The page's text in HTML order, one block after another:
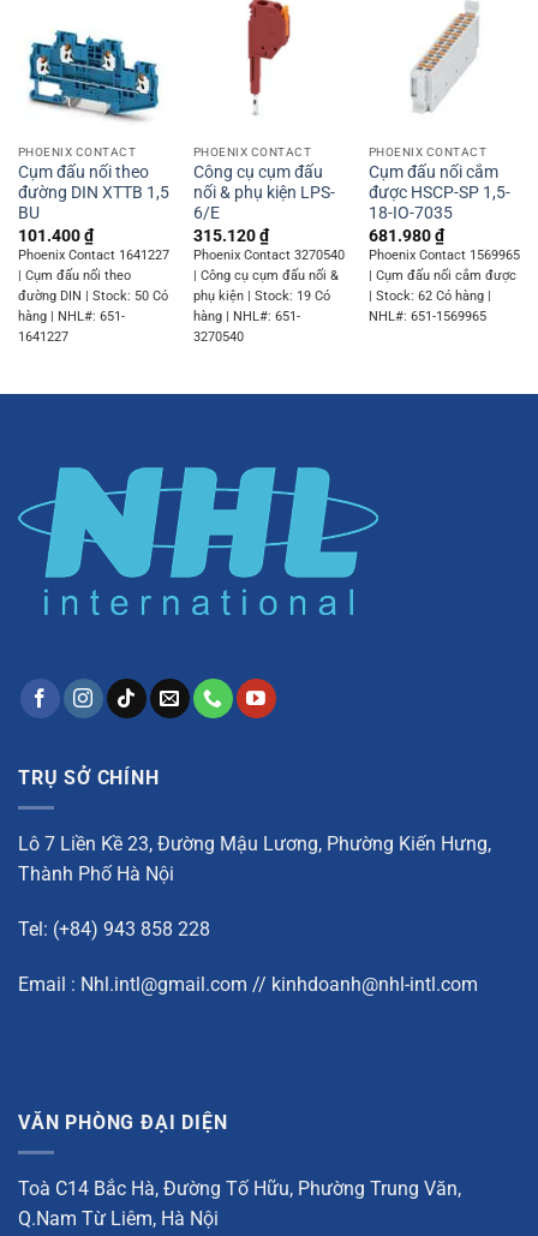
PHOENIX CONTACT
Cụm đấu nối theo
đường DIN XTTB 1,5
BU
101.400₫
Phoenix Contact 1641227
| Cụm đấu nối theo
đường DIN | Stock: 50 Có
hàng | NHL#: 651-
1641227
PHOENIX CONTACT
Công cụ cụm đấu
nối & phụ kiện LPS-
6/E
315.120₫
Phoenix Contact 3270540
| Công cụ cụm đấu nối &
phụ kiện | Stock: 19 Có
hàng | NHL#: 651-
3270540
PHOENIX CONTACT
Cụm đấu nối cắm
được HSCP-SP 1,5-
18-IO-7035
681.980₫
Phoenix Contact 1569965
| Cụm đấu nối cắm được
| Stock: 62 Có hàng |
NHL#: 651-1569965
TRỤ SỞ CHÍNH
Lô 7 Liền Kề 23, Đường Mậu Lương, Phường Kiến Hưng,
Thành Phố Hà Nội
Tel: (+84) 943 858 228
Email : Nhl.intl@gmail.com // kinhdoanh@nhl-intl.com
VĂN PHÒNG ĐẠI DIỆN
Toà C14 Bắc Hà, Đường Tố Hữu, Phường Trung Văn,
Q.Nam Từ Liêm, Hà Nội